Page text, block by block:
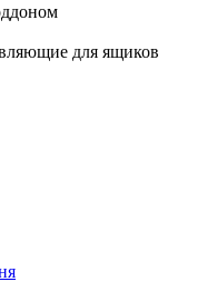
для ящиков